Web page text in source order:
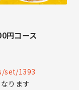
円コース
set/1393
ります